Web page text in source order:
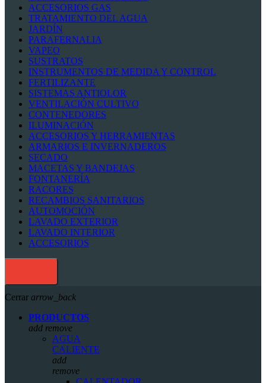
ACCESORIOS GAS
TRATAMIENTO DEL AGUA
JARDÍN
PARAFERNALIA
VAPEO
SUSTRATOS
INSTRUMENTOS DE MEDIDA Y CONTROL
FERTILIZANTE
SISTEMAS ANTIOLOR
VENTILACIÓN CULTIVO
CONTENEDORES
ILUMINACIÓN
ACCESORIOS Y HERRAMIENTAS
ARMARIOS E INVERNADEROS
SECADO
MACETAS Y BANDEJAS
FONTANERÍA
RACORES
RECAMBIOS SANITARIOS
AUTOMOCIÓN
LAVADO EXTERIOR
LAVADO INTERIOR
ACCESORIOS
Cerrar arrow_back
PRODUCTOS
add remove
AGUA
CALIENTE
add
remove